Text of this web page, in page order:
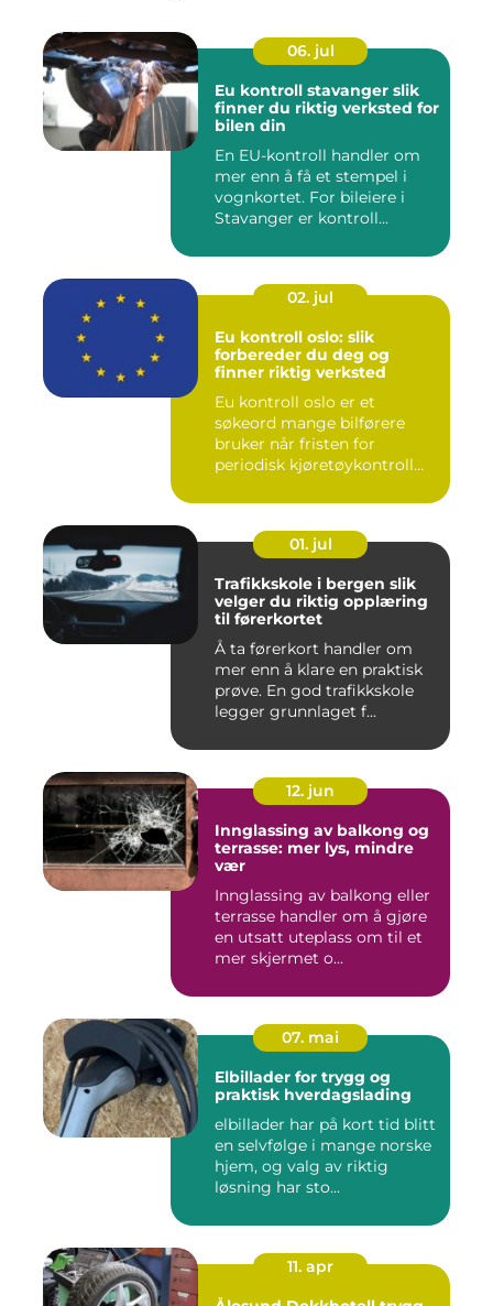
06. jul
Eu kontroll stavanger slik
finner du riktig verksted for
bilen din
En EU-kontroll handler om
mer enn å få et stempel i
vognkortet. For bileiere i
Stavanger er kontroll...
02. jul
Eu kontroll oslo: slik
forbereder du deg og
finner riktig verksted
Eu kontroll oslo er et
søkeord mange bilførere
bruker når fristen for
periodisk kjøretøykontroll
01. jul
Trafikkskole i bergen slik
velger du riktig opplæring
til førerkortet
Å ta førerkort handler om
mer enn å klare en praktisk
prøve. En god trafikkskole
legger grunnlaget f...
12. jun
Innglassing av balkong og
terrasse: mer lys, mindre
vær
Innglassing av balkong eller
terrasse handler om å gjøre
en utsatt uteplass om til et
mer skjermet o...
07. mai
Elbillader for trygg og
praktisk hverdagslading
elbillader har på kort tid blitt
en selvfølge i mange norske
hjem, og valg av riktig
løsning har sto...
11. apr